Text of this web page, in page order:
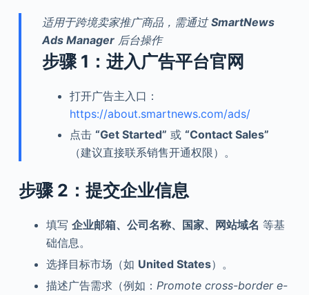
适用于跨境卖家推广商品，需通过SmartNews
Ads Manager后台操作
步骤 1：进入广告平台官网
打开广告主入口：
https://about.smartnews.com/ads/
点击 “Get Started” 或 “Contact Sales”
（建议直接联系销售开通权限）。
步骤 2：提交企业信息
填写 企业邮箱、公司名称、国家、网站域名 等基
础信息。
选择目标市场（如 United States）。
描述广告需求（例如： Promote cross-border e-